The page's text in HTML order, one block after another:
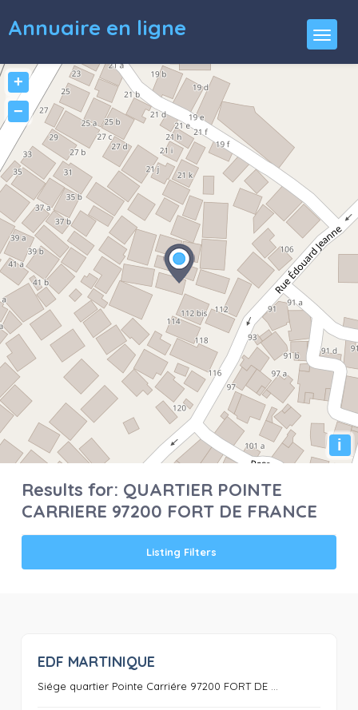
Annuaire en ligne
+
−
i
Results for: QUARTIER POINTE
CARRIERE 97200 FORT DE FRANCE
Listing Filters
EDF MARTINIQUE
Siége quartier Pointe Carriére 97200 FORT DE ...